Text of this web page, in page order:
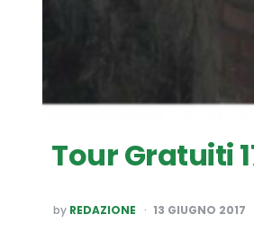
Tour Gratuiti
POSTED
BY
by REDAZIONE 13 GIUGNO 2017